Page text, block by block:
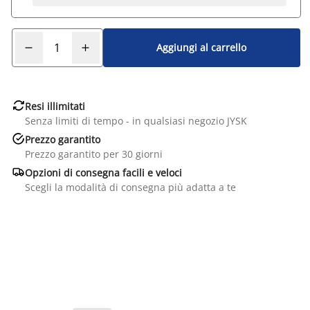
Aggiungi al carrello
Resi illimitati
Senza limiti di tempo - in qualsiasi negozio JYSK
Prezzo garantito
Prezzo garantito per 30 giorni
Opzioni di consegna facili e veloci
Scegli la modalità di consegna più adatta a te